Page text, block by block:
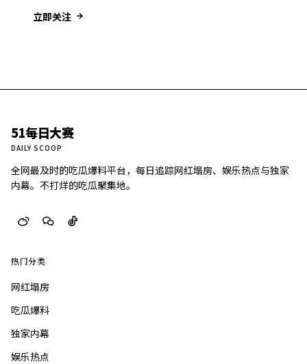
立即关注
51每日大赛
DAILY SCOOP
全网最及时的吃瓜爆料平台，每日追踪网红塌房、娱乐热点与独家
内幕。不打烊的吃瓜聚集地。
热门分类
网红塌房
吃瓜爆料
独家内幕
娱乐热点